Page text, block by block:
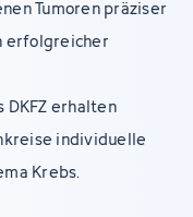
Tumoren präziser
erfolgreicher
erhalten
individuelle
Krebs.